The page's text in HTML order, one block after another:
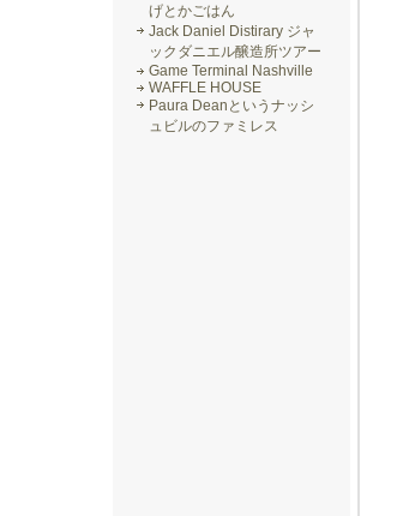
げとかごはん
Jack Daniel Distirary ジャ
ックダニエル醸造所ツアー
Game Terminal Nashville
WAFFLE HOUSE
Paura Deanというナッシ
ュビルのファミレス